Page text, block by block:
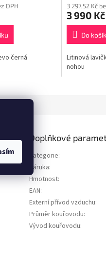
DPH
černá
3 297,52 Kč
3 990 Kč
Do
Litinová
nohou
Doplňkové
Kategorie:
Záruka:
Hmotnost:
EAN:
Externí přívod vzduchu:
Průměr kouřovodu:
Vývod kouřovodu: